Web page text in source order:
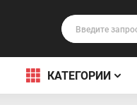
КАТЕГОРИИ